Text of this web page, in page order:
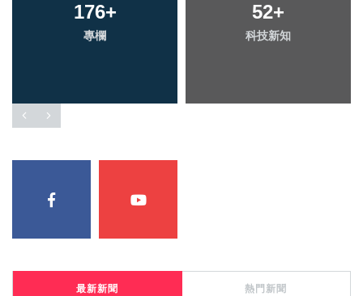
176+
專欄
52+
科技新知
77+
頭條
1069
綜合新聞
最新新聞 熱門新聞